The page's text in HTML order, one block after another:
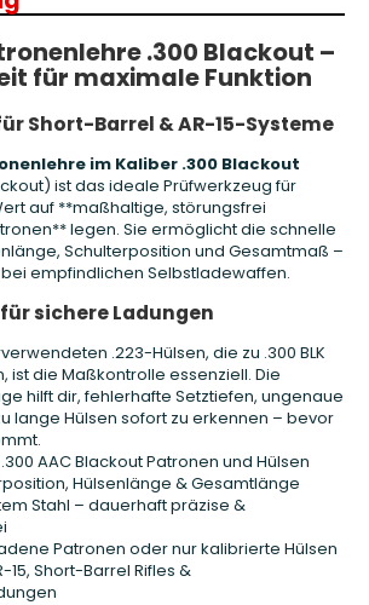
.300 Blackout –
für maximale Funktion
Short-Barrel & AR-15-Systeme
im Kaliber .300 Blackout
ist das ideale Prüfwerkzeug für
auf **maßhaltige, störungsfrei
legen. Sie ermöglicht die schnelle
Schulterposition und Gesamtmaß –
empfindlichen Selbstladewaffen.
sichere Ladungen
.223-Hülsen, die zu .300 BLK
ist die Maßkontrolle essenziell. Die
hilft dir, fehlerhafte Setztiefen, ungenaue
lange Hülsen sofort zu erkennen – bevor
AAC Blackout Patronen und Hülsen
Hülsenlänge & Gesamtlänge
Stahl – dauerhaft präzise &
Patronen oder nur kalibrierte Hülsen
15, Short-Barrel Rifles &